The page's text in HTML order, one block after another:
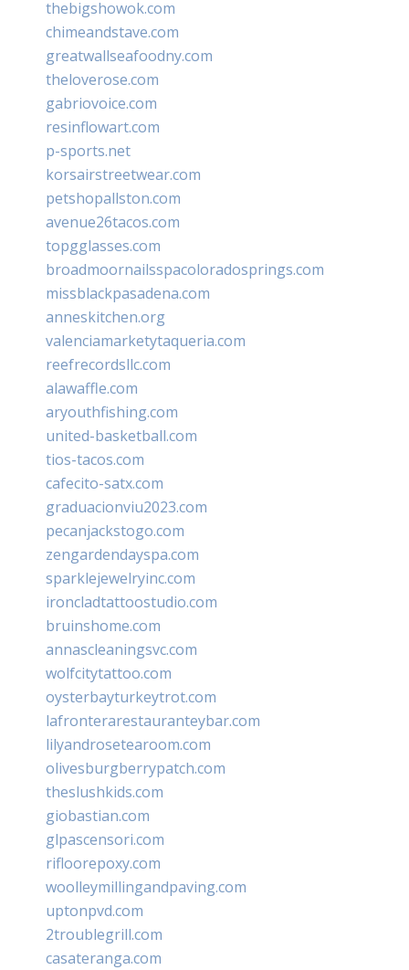
thebigshowok.com
chimeandstave.com
greatwallseafoodny.com
theloverose.com
gabriovoice.com
resinflowart.com
p-sports.net
korsairstreetwear.com
petshopallston.com
avenue26tacos.com
topgglasses.com
broadmoornailsspacoloradosprings.com
missblackpasadena.com
anneskitchen.org
valenciamarketytaqueria.com
reefrecordsllc.com
alawaffle.com
aryouthfishing.com
united-basketball.com
tios-tacos.com
cafecito-satx.com
graduacionviu2023.com
pecanjackstogo.com
zengardendayspa.com
sparklejewelryinc.com
ironcladtattoostudio.com
bruinshome.com
annascleaningsvc.com
wolfcitytattoo.com
oysterbayturkeytrot.com
lafronterarestauranteybar.com
lilyandrosetearoom.com
olivesburgberrypatch.com
theslushkids.com
giobastian.com
glpascensori.com
rifloorepoxy.com
woolleymillingandpaving.com
uptonpvd.com
2troublegrill.com
casateranga.com